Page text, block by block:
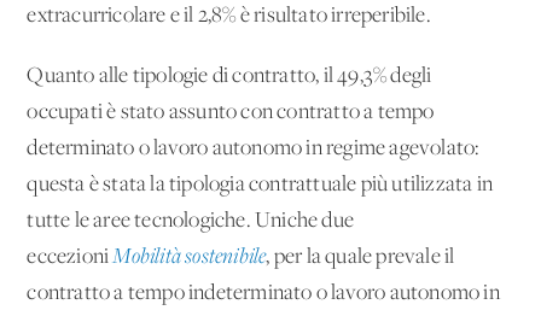
extracurricolare e il 2,8% è risultato irreperibile.
Quanto alle tipologie di contratto, il 49,3% degli
occupati è stato assunto con contratto a tempo
determinato o lavoro autonomo in regime agevolato:
questa è stata la tipologia contrattuale più utilizzata in
tutte le aree tecnologiche. Uniche due
eccezioniMobilità sostenibile, per la quale prevale il
contratto a tempo indeterminato o lavoro autonomo in